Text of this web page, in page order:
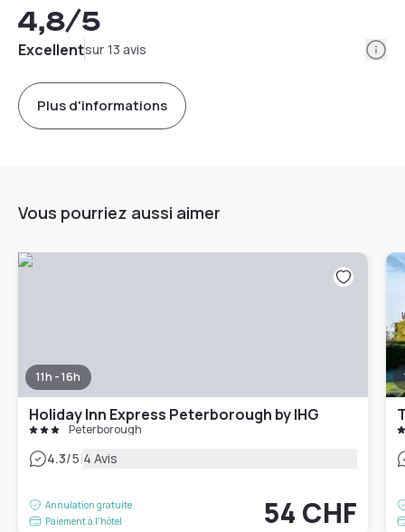
4,8/5
Excellentsur 13 avis
Plus d'informations
Vous pourriez aussi aimer
11h - 16h
Holiday Inn Express Peterborough by IHG
Peterborough
4.3/5|4 Avis
Annulation gratuite
Paiement à l'hôtel
54 CHF